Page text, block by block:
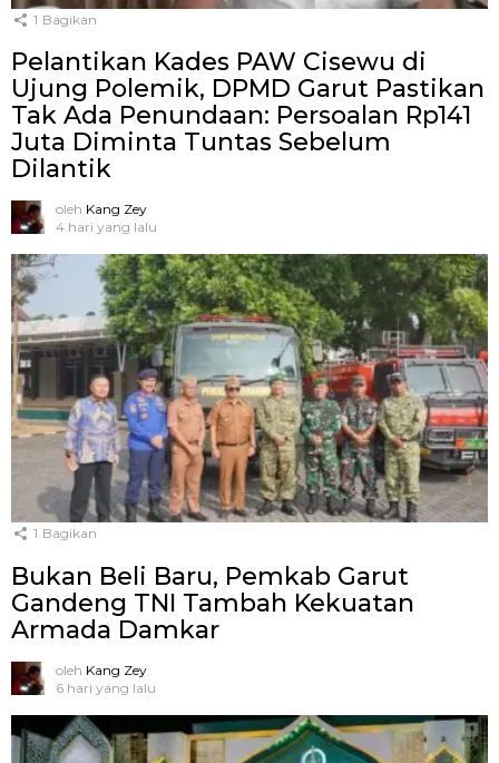
1 Bagikan
Pelantikan Kades PAW Cisewu di
Ujung Polemik, DPMD Garut Pastikan
Tak Ada Penundaan: Persoalan Rp141
Juta Diminta Tuntas Sebelum
Dilantik
oleh Kang Zey
4 hari yang lalu
1 Bagikan
Bukan Beli Baru, Pemkab Garut
Gandeng TNI Tambah Kekuatan
Armada Damkar
oleh Kang Zey
6 hari yang lalu